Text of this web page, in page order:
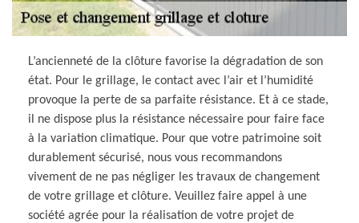
L’ancienneté de la clôture favorise la dégradation de son
état. Pour le grillage, le contact avec l’air et l’humidité
provoque la perte de sa parfaite résistance. Et à ce stade,
il ne dispose plus la résistance nécessaire pour faire face
à la variation climatique. Pour que votre patrimoine soit
durablement sécurisé, nous vous recommandons
vivement de ne pas négliger les travaux de changement
de votre grillage et clôture. Veuillez faire appel à une
société agrée pour la réalisation de votre projet de